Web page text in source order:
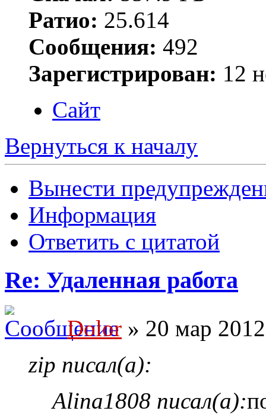
Ратио: 25.614
Сообщения: 492
Зарегистрирован: 12
Сайт
Вернуться к началу
Вынести
Информация
Ответить с цитатой
Re: Удаленная работа
Dolor » 20 мар
zip писал(а):
Alina1808 писал(а):